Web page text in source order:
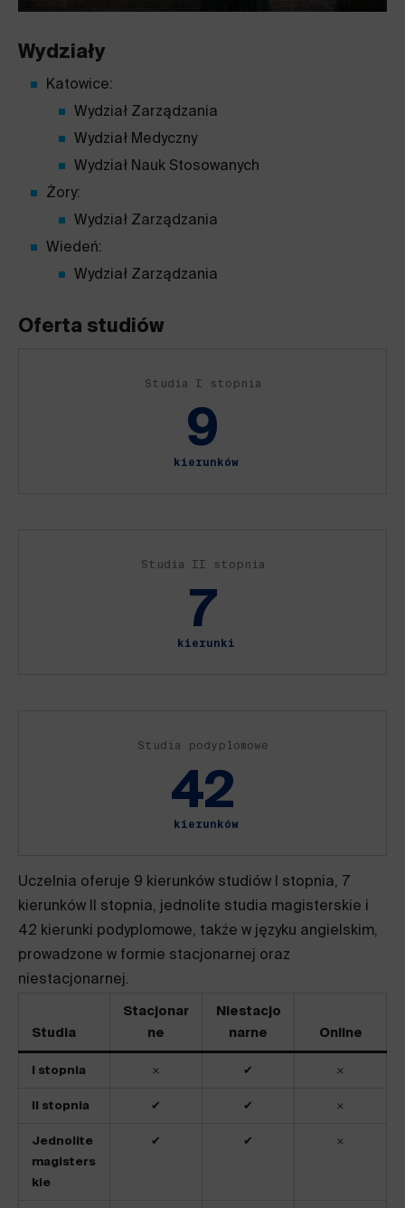
Wydziały
Katowice:
Wydział Zarządzania
Wydział Medyczny
Wydział Nauk Stosowanych
Żory:
Wydział Zarządzania
Wiedeń:
Wydział Zarządzania
Oferta studiów
Studia I stopnia
9
kierunków
Studia II stopnia
7
kierunki
Studia podyplomowe
42
kierunków
Uczelnia oferuje 9 kierunków studiów I stopnia, 7
kierunków II stopnia, jednolite studia magisterskie i
42 kierunki podyplomowe, także w języku angielskim,
prowadzone w formie stacjonarnej oraz
niestacjonarnej.
Studia
Stacjonar
ne
Niestacjo
narne
Online
I stopnia 𐄂 ✔ 𐄂
II stopnia ✔ ✔ 𐄂
Jednolite
magisters
kie
✔ ✔ 𐄂